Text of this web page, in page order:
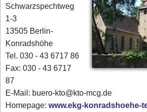
Schwarzspechtweg
1-3
13505 Berlin-
Konradshöhe
Tel. 030 - 43 6717 86
Fax: 030 - 43 6717
87
E-Mail: buero-kto@kto-mcg.de
Homepage:www.ekg-konradshoehe-